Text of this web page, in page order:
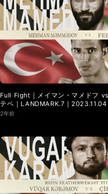
Full Fight｜メイマン・マメドフ
テペ｜LANDMARK.7｜2023.11.04
2年前